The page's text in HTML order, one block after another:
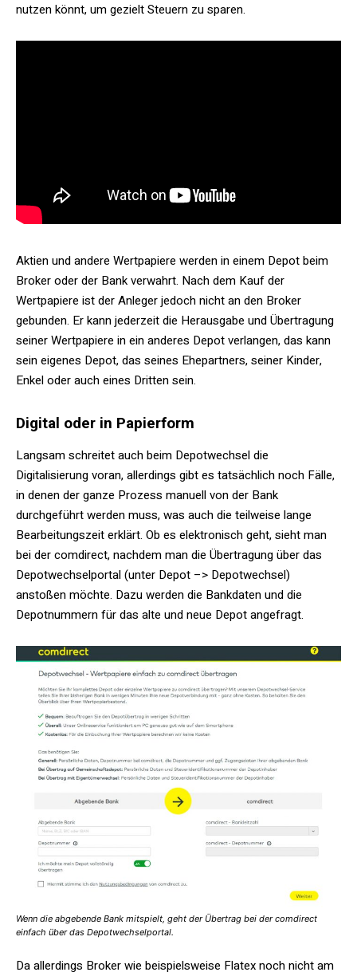
nutzen könnt, um gezielt Steuern zu sparen.
Aktien und andere Wertpapiere werden in einem Depot beim
Broker oder der Bank verwahrt. Nach dem Kauf der
Wertpapiere ist der Anleger jedoch nicht an den Broker
gebunden. Er kann jederzeit die Herausgabe und Übertragung
seiner Wertpapiere in ein anderes Depot verlangen, das kann
sein eigenes Depot, das seines Ehepartners, seiner Kinder,
Enkel oder auch eines Dritten sein.
Digital oder in Papierform
Langsam schreitet auch beim Depotwechsel die
Digitalisierung voran, allerdings gibt es tatsächlich noch Fälle,
in denen der ganze Prozess manuell von der Bank
durchgeführt werden muss, was auch die teilweise lange
Bearbeitungszeit erklärt. Ob es elektronisch geht, sieht man
bei der comdirect, nachdem man die Übertragung über das
Depotwechselportal (unter Depot –> Depotwechsel)
anstoßen möchte. Dazu werden die Bankdaten und die
Depotnummern für das alte und neue Depot angefragt.
Wenn die abgebende Bank mitspielt, geht der Übertrag bei der comdirect
einfach über das Depotwechselportal.
Da allerdings Broker wie beispielsweise Flatex noch nicht am